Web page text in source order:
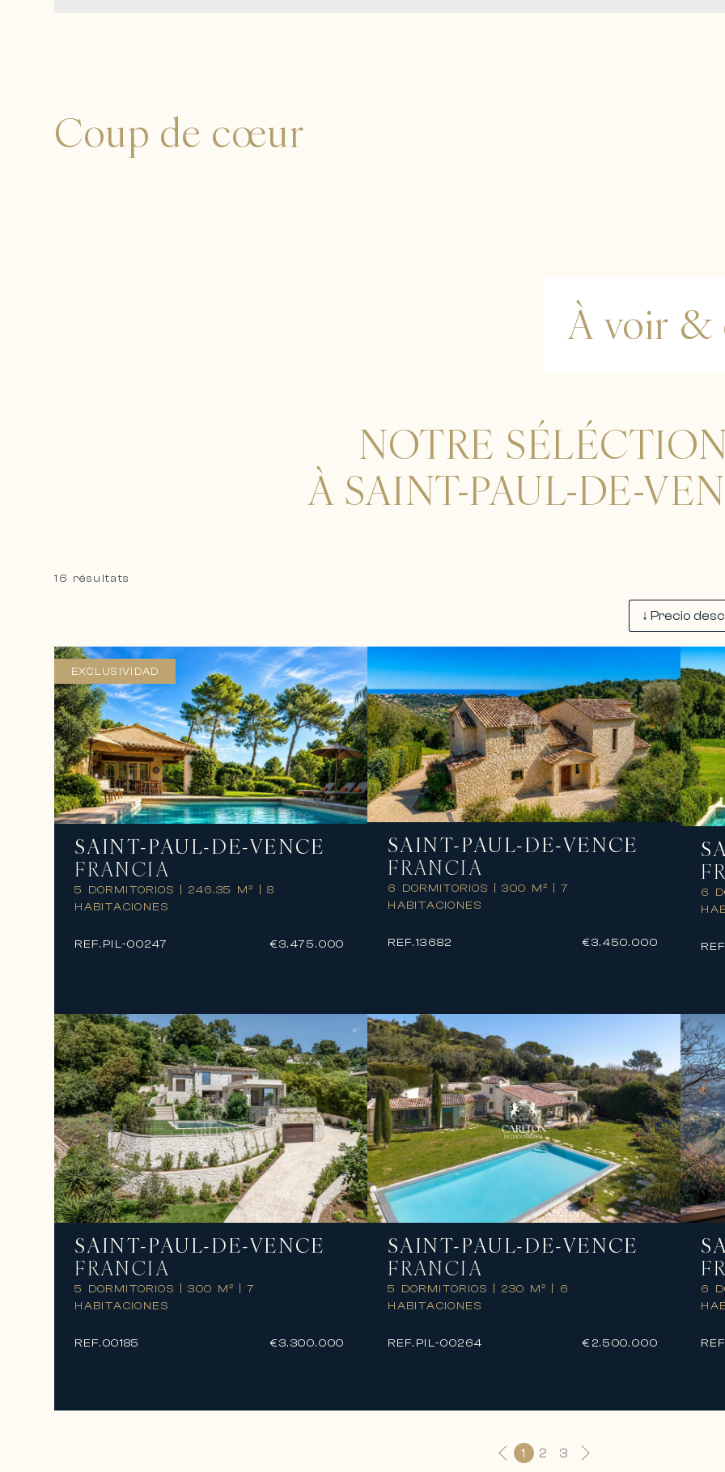
Coup de cœur
À voir &
NOTRE
À SAINT-PAUL-DE-
16 résultats
EXCLUSIVIDAD
SAINT-PAUL-DE-VENCE
FRANCIA
5 DORMITORIOS 246.35 M²
8
HABITACIONES
REF. PIL-00247 €3.475.000
SAINT-PAUL-DE-VENCE
FRANCIA
6 DORMITORIOS 300 M²
7
HABITACIONES
REF.13682 €3.450.000
6
SAINT-PAUL-DE-VENCE
FRANCIA
5 DORMITORIOS 300 M²
7
HABITACIONES
REF.00185 €3.300.000
SAINT-PAUL-DE-VENCE
FRANCIA
5 DORMITORIOS 230 M²
6
HABITACIONES
REF. PIL-00264 €2.500.000
6
1 2 3